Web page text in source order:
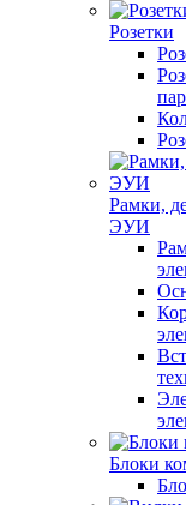
Розетки
Рамки,
ЭУИ
Блоки